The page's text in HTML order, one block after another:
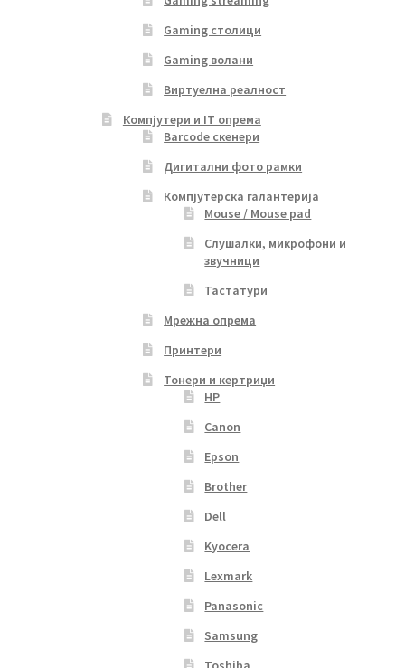
Gaming столици
Gaming волани
Виртуелна реалност
Компјутери и IT опрема
Barcode скенери
Дигитални фото рамки
Компјутерска галантерија
Mouse / Mouse pad
Слушалки, микрофони и
звучници
Тастатури
Мрежна опрема
Принтери
Тонери и кертриџи
HP
Canon
Epson
Brother
Dell
Kyocera
Lexmark
Panasonic
Samsung